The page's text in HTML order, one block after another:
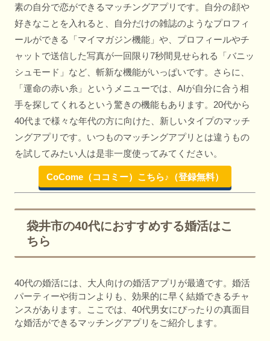
素の自分で恋ができるマッチングアプリです。自分の顔や
好きなことを入れると、自分だけの雑誌のようなプロフィ
ールができる「マイマガジン機能」や、プロフィールやチ
ャットで送信した写真が一回限り7秒間見せられる「バニッ
シュモード」など、斬新な機能がいっぱいです。さらに、
「運命の赤い糸」というメニューでは、AIが自分に合う相
手を探してくれるという驚きの機能もあります。20代から
40代まで様々な年代の方に向けた、新しいタイプのマッチ
ングアプリです。いつものマッチングアプリとは違うもの
を試してみたい人は是非一度使ってみてください。
CoCome（ココミー）こちら♪（登録無料）
袋井市の40代におすすめする婚活はこ
ちら
40代の婚活には、大人向けの婚活アプリが最適です。婚活
パーティーや街コンよりも、効果的に早く結婚できるチャ
ンスがあります。ここでは、40代男女にぴったりの真面目
な婚活ができるマッチングアプリをご紹介します。